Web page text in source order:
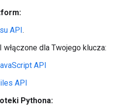
API.
dla Twojego klucza:
API
API
Pythona: